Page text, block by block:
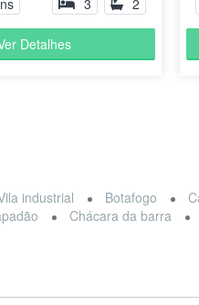
3 2
Detalhes
industrial Botafogo
Chácara da barra